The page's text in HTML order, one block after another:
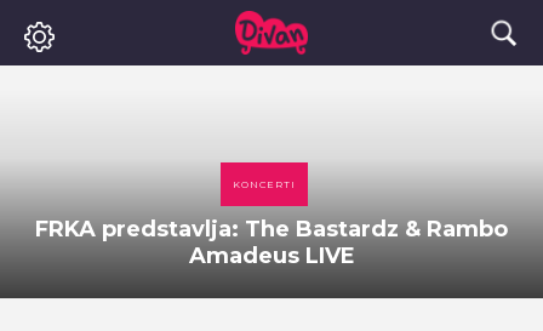
KONCERTI
FRKA predstavlja: The Bastardz & Rambo
Amadeus LIVE